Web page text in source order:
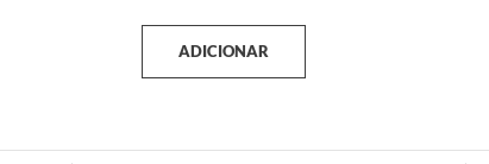
ADICIONAR